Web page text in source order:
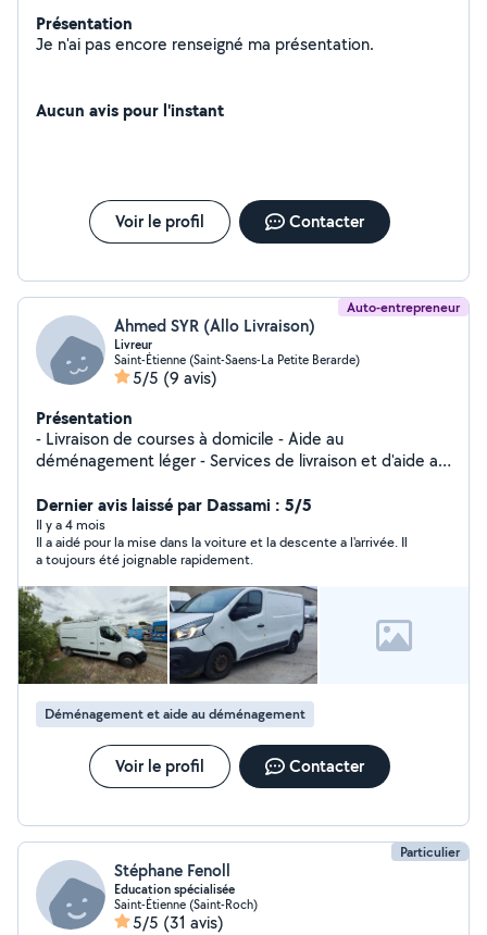
Présentation
Je n'ai pas encore renseigné ma présentation.
Aucun avis pour l'instant
Voir le profil Contacter
Auto-entrepreneur
Ahmed SYR (Allo Livraison)
Livreur
Saint-Étienne (Saint-Saens-La Petite Berarde)
5/5 (9 avis)
Présentation
- Livraison de courses à domicile - Aide au
déménagement léger - Services de livraison et d'aide au
Dernier avis laissé par Dassami : 5/5
Il y a 4 mois
Il a aidé pour la mise dans la voiture et la descente a l'arrivée. Il
a toujours été joignable rapidement.
Déménagement et aide au déménagement
Voir le profil Contacter
Particulier
Stéphane Fenoll
Education spécialisée
Saint-Étienne (Saint-Roch)
5/5 (31 avis)